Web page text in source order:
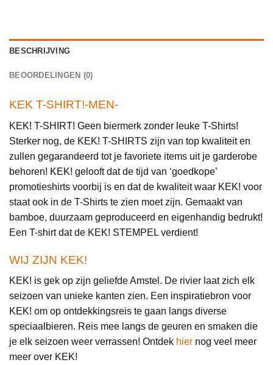
BESCHRIJVING
BEOORDELINGEN (0)
KEK T-SHIRT!-MEN-
KEK! T-SHIRT! Geen biermerk zonder leuke T-Shirts!
Sterker nog, de KEK! T-SHIRTS zijn van top kwaliteit en
zullen gegarandeerd tot je favoriete items uit je garderobe
behoren! KEK! gelooft dat de tijd van ‘goedkope’
promotieshirts voorbij is en dat de kwaliteit waar KEK! voor
staat ook in de T-Shirts te zien moet zijn. Gemaakt van
bamboe, duurzaam geproduceerd en eigenhandig bedrukt!
Een T-shirt dat de KEK! STEMPEL verdient!
WIJ ZIJN KEK!
KEK! is gek op zijn geliefde Amstel. De rivier laat zich elk
seizoen van unieke kanten zien. Een inspiratiebron voor
KEK! om op ontdekkingsreis te gaan langs diverse
speciaalbieren. Reis mee langs de geuren en smaken die
je elk seizoen weer verrassen! Ontdek hier nog veel meer
meer over KEK!